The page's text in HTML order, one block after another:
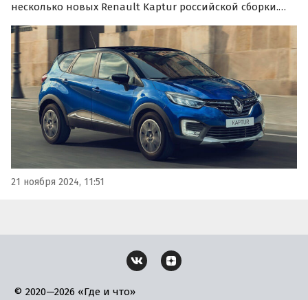
несколько новых Renault Kaptur российской сборки.
из классифайдов стартуют от 2 500 000 рублей, узнали
«Автоновости дня».
21 ноября 2024, 11:51
© 2020—2026 «Где и что»